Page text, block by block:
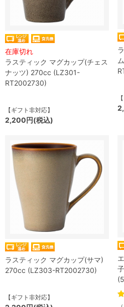
在庫切れ
ラスティック マグカップ(チェス
ナッツ) 270cc (LZ301-
RT2002730)
【ギフト非対応】
2,200円(税込)
ラスティック マグカップ(サマ)
270cc (LZ303-RT2002730)
【ギフト非対応】